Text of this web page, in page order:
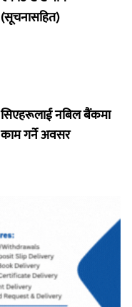
(सूचनासहित)
सिएहरूलाई नबिल बैंकमा
काम गर्ने अवसर